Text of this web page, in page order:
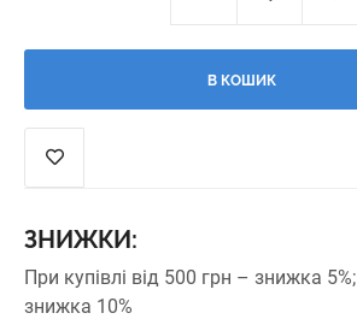
В КОШИК
ЗНИЖКИ:
При купівлі від 500 грн – знижка 5%;
знижка 10%